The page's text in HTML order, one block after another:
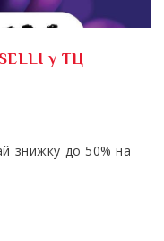
у ТЦ
знижку до 50% на